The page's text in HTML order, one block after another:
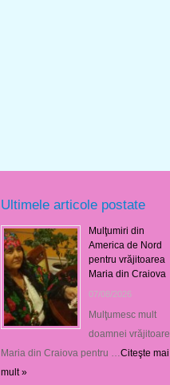
Ultimele articole postate
Mulţumiri din
America de Nord
pentru vrăjitoarea
Maria din Craiova
07/08/2026
Mulţumesc mult
doamnei vrăjitoare
Maria din Craiova pentru … Citeşte mai
mult »